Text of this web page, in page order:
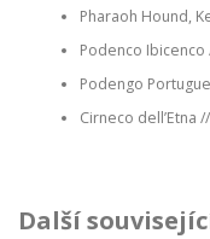
Pharaoh Hound,
Podenco Ibicenco
Podengo
Cirneco dell’Etna //
Další